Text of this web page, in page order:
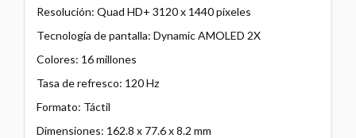
Resolución: Quad HD+ 3120 x 1440 píxeles
Tecnología de pantalla: Dynamic AMOLED 2X
Colores: 16 millones
Tasa de refresco: 120 Hz
Formato: Táctil
Dimensiones: 162.8 x 77.6 x 8.2 mm